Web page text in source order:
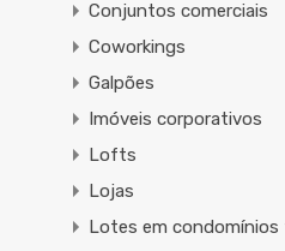
Conjuntos comerciais
Coworkings
Galpões
Imóveis corporativos
Lofts
Lojas
Lotes em condomínios